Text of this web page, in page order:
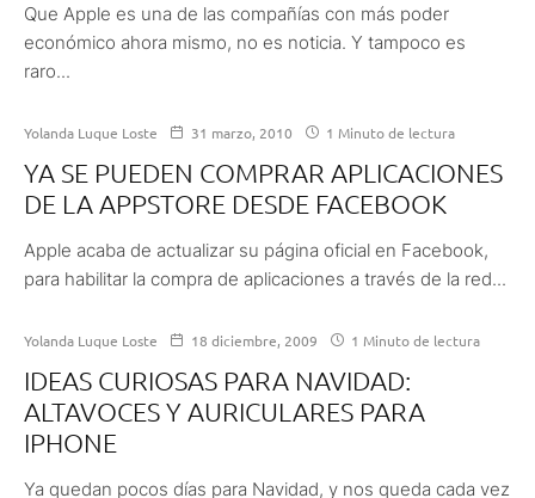
Que Apple es una de las compañías con más poder
económico ahora mismo, no es noticia. Y tampoco es
raro...
Yolanda Luque Loste 31 marzo, 2010 1 Minuto de lectura
YA SE PUEDEN COMPRAR APLICACIONES
DE LA APPSTORE DESDE FACEBOOK
Apple acaba de actualizar su página oficial en Facebook,
para habilitar la compra de aplicaciones a través de la red...
Yolanda Luque Loste 18 diciembre, 2009 1 Minuto de lectura
IDEAS CURIOSAS PARA NAVIDAD:
ALTAVOCES Y AURICULARES PARA
IPHONE
Ya quedan pocos días para Navidad, y nos queda cada vez